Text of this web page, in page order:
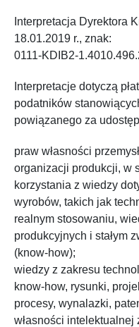
Interpretacja Dyrektora
18.01.2019 r., znak:
0111-KDIB2-
Interpretacje dotyczą
podatników
powiązanego za
praw własności
organizacji produkcji, w
korzystania z wiedzy
wyrobów, takich jak
realnym stosowaniu,
produkcyjnych i stałym
(know-how);
wiedzy z zakresu
know-how, rysunki,
procesy, wynalazki,
własności